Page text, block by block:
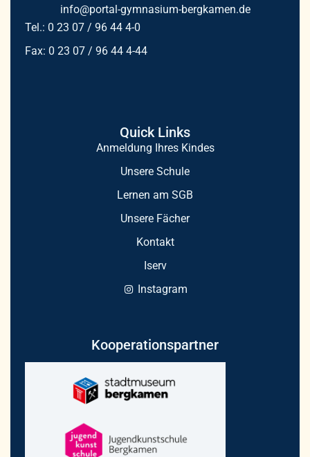
Kooperationspartner
Quick Links
Anmeldung Ihres Kindes
Unsere Schule
Lernen am SGB
Unsere Fächer
Kontakt
Iserv
Instagram
info@portal-gymnasium-bergkamen.de
Tel.: 0 23 07 / 96 44 4-0
Fax: 0 23 07 / 96 44 4-44